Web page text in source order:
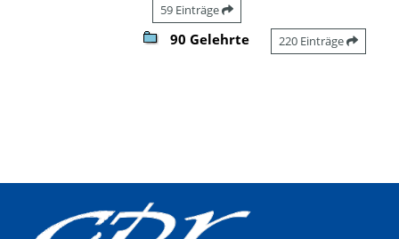
59 Einträge
90 Gelehrte 220 Einträge